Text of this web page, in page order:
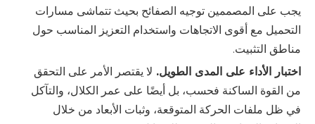
يجب على المصممين توجيه الصفائح بحيث تتماشى مسارات
التحميل مع أقوى الاتجاهات واستخدام التعزيز المناسب حول
مناطق التثبيت.
اختبار الأداء على المدى الطويل. لا يقتصر الأمر على التحقق
من القوة الساكنة فحسب، بل أيضًا على عمر الكلال، والتآكل
في ظل ملفات الحركة المتوقعة، وثبات الأبعاد من خلال